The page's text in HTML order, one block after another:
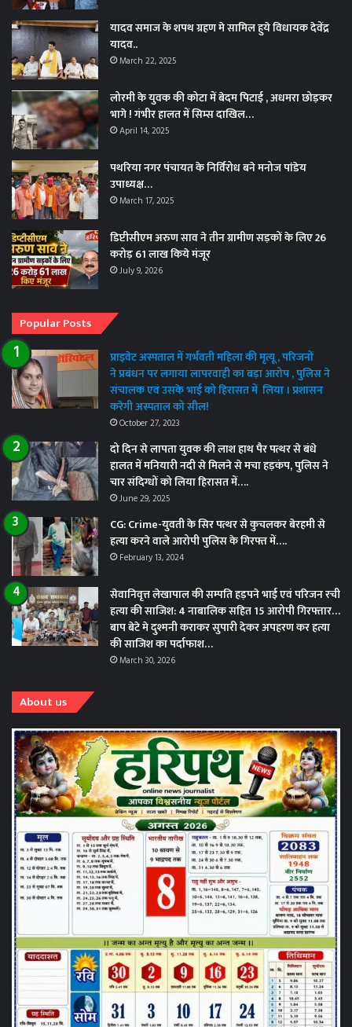
यादव समाज के शपथ ग्रहण मे सामिल हुये विधायक देवेंद्र
यादव..
March 22, 2025
लोरमी के युवक की कोटा में बेदम पिटाई , अधमरा छोड़कर
भागे ! गंभीर हालत में सिम्स दाखिल…
April 14, 2025
पथरिया नगर पंचायत के निर्विरोध बने मनोज पांडेय
उपाध्यक्ष…
March 17, 2025
डिप्टीसीएम अरुण साव ने तीन ग्रामीण सड़कों के लिए 26
करोड़ 61 लाख किये मंजूर
July 9, 2026
Popular Posts
प्राइवेट अस्पताल में गर्भवती महिला की मृत्यू , परिजनों
ने प्रबंधन पर लगाया लापरवाही का बड़ा आरोप , पुलिस ने
संचालक एवं उसके भाई को हिरासत में लिया । प्रशासन
करेगी अस्पताल को सील!
October 27, 2023
दो दिन से लापता युवक की लाश हाथ पैर पत्थर से बंधे
हालत में मनियारी नदी से मिलने से मचा हड़कंप, पुलिस ने
चार संदिग्धों को लिया हिरासत में….
June 29, 2025
CG: Crime-युवती के सिर पत्थर से कुचलकर बेरहमी से
हत्या करने वाले आरोपी पुलिस के गिरफ्त में….
February 13, 2024
सेवानिवृत्त लेखापाल की सम्पति हड़पने भाई एवं परिजन रची
हत्या की साजिश: 4 नाबालिक सहित 15 आरोपी गिरफ्तार…
बाप बेटे मे दुश्मनी कराकर सुपारी देकर अपहरण कर हत्या
की साजिश का पर्दाफाश…
March 30, 2026
About us